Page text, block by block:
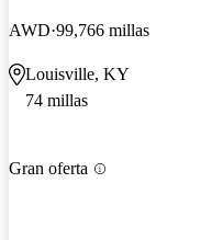
AWD 99,766 millas
Louisville, KY
74 millas
Gran oferta